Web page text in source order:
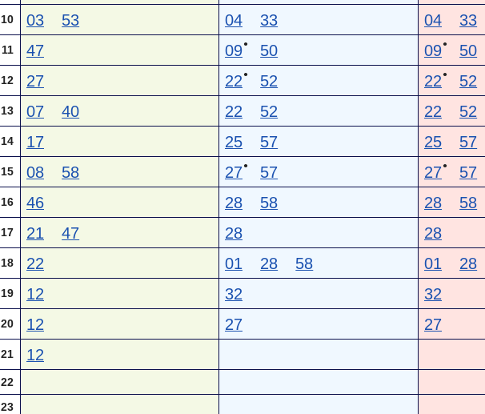
10 03 53 04 33 04 33
11 47 09● 50 09● 50
12 27 22 ● 52 22 ● 52
13 07 40 22 52 22 52
14 17 25 57 25 57
15 08 58 27● 57 27● 57
16 46 28 58 28 58
17 21 47 28 28
18 22 01 28 58 01 28
19 12 32 32
20 12 27 27
21 12
22
23